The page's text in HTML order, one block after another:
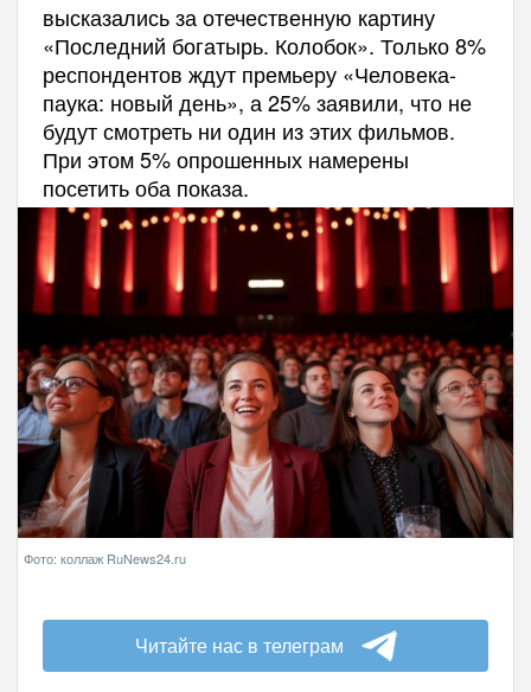
высказались за отечественную картину
«Последний богатырь. Колобок». Только 8%
респондентов ждут премьеру «Человека-
паука: новый день», а 25% заявили, что не
будут смотреть ни один из этих фильмов.
При этом 5% опрошенных намерены
посетить оба показа.
Фото: коллаж RuNews24.ru
Читайте нас в телеграм